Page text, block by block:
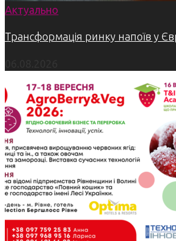
Актуально
Трансформація ринку напоїв у